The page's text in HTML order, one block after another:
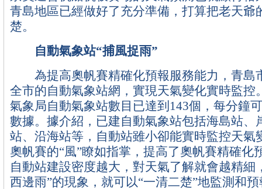
青島地區已經做好了充分準備，打算把老天爺
楚。
自動氣象站“捕風捉雨”
為提高奧帆賽精確化預報服務能力，青島
全市的自動氣象站網，實現天氣變化實時監控
氣象局自動氣象站數目已達到143個，每分鐘
數據。據介紹，已建自動氣象站包括海島站、
站、沿海站等，自動站雖小卻能實時監控天氣
奧帆賽的“風”瞭如指掌，提高了奧帆賽精確化
自動站建設密度越大，對天氣了解就會越精細
西邊雨”的現象，就可以“一清二楚”地監測和